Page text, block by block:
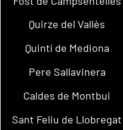
Quirze del Vallès
Quintí de Mediona
Pere Sallavinera
Caldes de Montbui
Sant Feliu de Llobregat